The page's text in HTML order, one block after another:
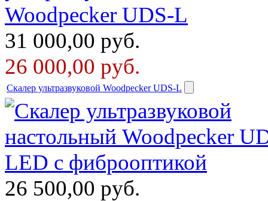
31 000,00 руб.
26 000,00 руб.
Скалер ультразвуковой Woodpecker UDS-L
26 500,00 руб.